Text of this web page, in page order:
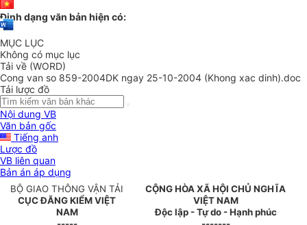
Định dạng văn bản hiện có:
MỤC LỤC
Không có mục lục
Tải về (WORD)
Cong van so 859-2004DK ngay 25-10-2004 (Khong xac dinh).doc
Tải lược đồ
Nội dung VB
Văn bản gốc
Tiếng anh
Lược đồ
VB liên quan
Bản án áp dụng
BỘ GIAO THÔNG VẬN TẢI
CỤC ĐĂNG KIỂM VIỆT
NAM
CỘNG HÒA XÃ HỘI CHỦ NGHĨA
VIỆT NAM
Độc lập - Tự do - Hạnh phúc